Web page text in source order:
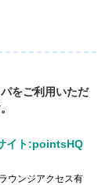
をご利用いただ
イト:pointsHQ
ウンジアクセス有